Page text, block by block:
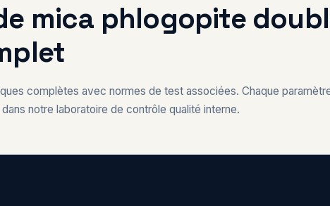
mica phlogopite
complètes avec normes de test associées. Chaque
notre laboratoire de contrôle qualité interne.